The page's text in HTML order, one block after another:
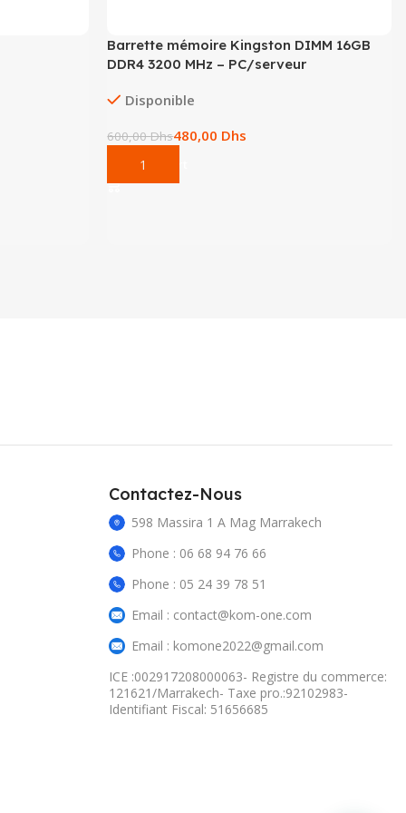
Barrette mémoire Kingston DIMM 16GB
DDR4 3200 MHz – PC/serveur
Disponible
600,00Dhs480,00 Dhs
Add To Cart
Contactez-Nous
598 Massira 1 A Mag Marrakech
Phone : 06 68 94 76 66
Phone : 05 24 39 78 51
Email : contact@kom-one.com
Email : komone2022@gmail.com
ICE :002917208000063- Registre du commerce:
121621/Marrakech- Taxe pro.:92102983-
Identifiant Fiscal: 51656685